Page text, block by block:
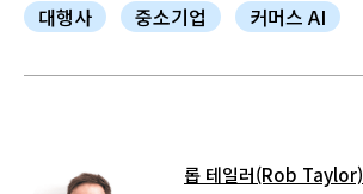
대행사 중소기업 커머스 AI
롭 테일러(Rob Taylor)